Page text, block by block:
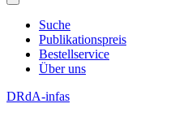
Suche
Publikationspreis
Bestellservice
Über uns
DRdA-infas